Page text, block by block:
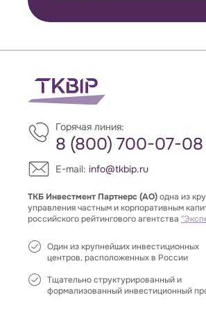
Горячая линия:
8 (800) 700-07-08
E-mail: info@tkbip.ru
ТКБ Инвестмент Партнерс (АО)одна из
управления частным и корпоративным
российского рейтингового агентства
Один из крупнейших инвестиционных
центров, расположенных в России
Тщательно структурированный и
формализованный инвестиционный